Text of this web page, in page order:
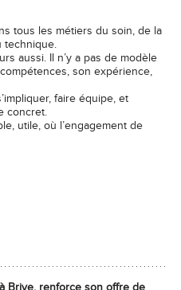
tous les métiers du soin, de la
technique.
aussi. Il n’y a pas de modèle
son expérience,
faire équipe, et
concret.
utile, où l’engagement de